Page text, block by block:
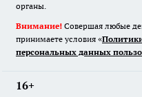
органы.
Внимание! Совершая любые
принимаете условия «
персональных данных
16+